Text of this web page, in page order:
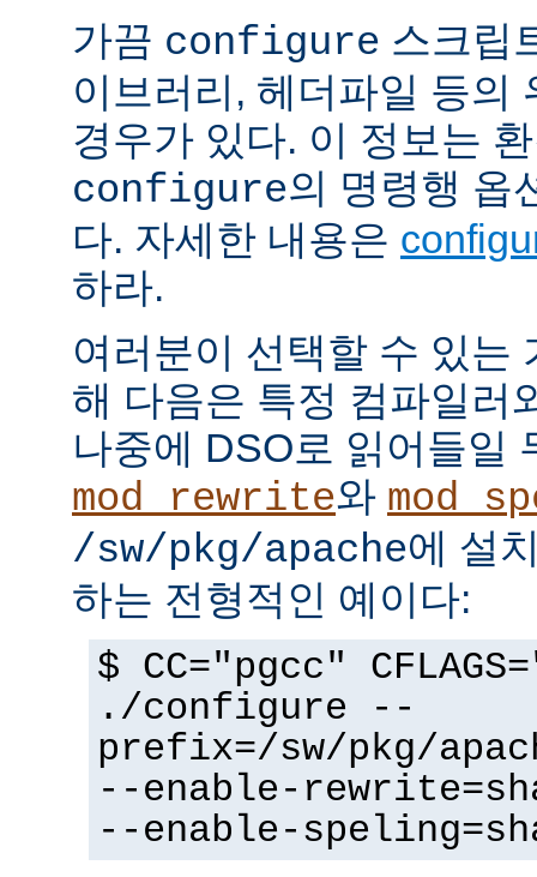
가끔 configure 스크립
이브러리, 헤더파일 등의
경우가 있다. 이 정보는
configure의 명령행 옵
다. 자세한 내용은
하라.
여러분이 선택할 수 있는
해 다음은 특정 컴파일러
나중에 DSO로 읽어들일
mod_rewrite와
/sw/pkg/apache에 설
하는 전형적인 예이다:
$ CC="pgcc"
./configure --
prefix=/sw/pkg/
--enable-
--enable-